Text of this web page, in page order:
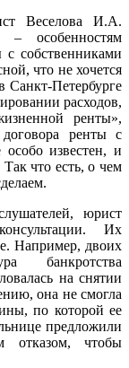
Веселова И.А.
особенностям
собственниками
что не хочется
Санкт-Петербурге
расходов,
ренты»,
ренты с
известен, и
что есть, о чем
юрист
Их
Например, двоих
банкротства
на снятии
она не смогла
по которой ее
предложили
чтобы